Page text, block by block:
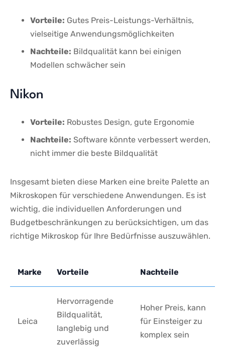
Vorteile: Gutes ⁢Preis-Leistungs-Verhältnis,
vielseitige Anwendungsmöglichkeiten
Nachteile: Bildqualität kann bei ⁤einigen
Modellen ‍schwächer⁢ sein
Nikon
Vorteile: Robustes Design,⁣ gute Ergonomie
Nachteile: Software könnte verbessert werden,
‍nicht immer die beste Bildqualität
Insgesamt bieten​ diese Marken ‍eine breite​ Palette an
Mikroskopen für verschiedene Anwendungen. ⁤Es ist
wichtig, die individuellen Anforderungen und​
Budgetbeschränkungen zu‌ berücksichtigen, um das
richtige Mikroskop für ⁤Ihre ‍Bedürfnisse auszuwählen.
Marke Vorteile Nachteile
Leica
Hervorragende
⁤Bildqualität,
langlebig⁢ und
zuverlässig
Hoher Preis,‌ kann
für⁢ Einsteiger zu
komplex sein